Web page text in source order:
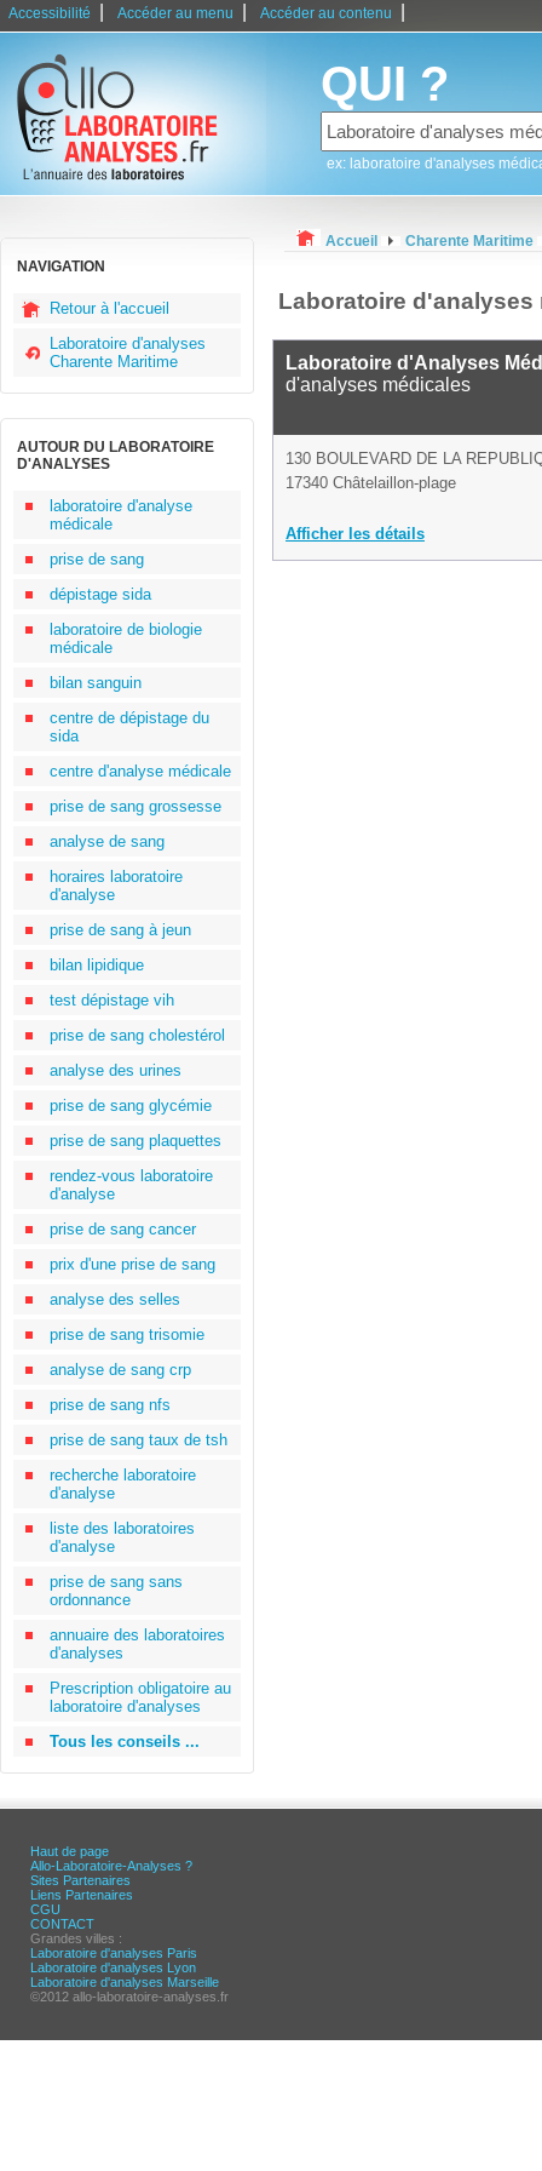
Accessibilité Accéder au menu Accéder au contenu
QUI ?
ex: laboratoire d'analyses
NAVIGATION
Retour à l'accueil
Laboratoire d'analyses
Charente Maritime
AUTOUR DU LABORATOIRE
D'ANALYSES
laboratoire d'analyse
médicale
prise de sang
dépistage sida
laboratoire de biologie
médicale
bilan sanguin
centre de dépistage du
sida
centre d'analyse médicale
prise de sang grossesse
analyse de sang
horaires laboratoire
d'analyse
prise de sang à jeun
bilan lipidique
test dépistage vih
prise de sang cholestérol
analyse des urines
prise de sang glycémie
prise de sang plaquettes
rendez-vous laboratoire
d'analyse
prise de sang cancer
prix d'une prise de sang
analyse des selles
prise de sang trisomie
analyse de sang crp
prise de sang nfs
prise de sang taux de tsh
recherche laboratoire
d'analyse
liste des laboratoires
d'analyse
prise de sang sans
ordonnance
annuaire des laboratoires
d'analyses
Prescription obligatoire au
laboratoire d'analyses
Tous les conseils ...
Accueil Charente Maritime
Laboratoire d'analyses
Laboratoire d'Analyses
d'analyses médicales
130 BOULEVARD DE LA
17340 Châtelaillon-plage
Afficher les détails
Haut de page
Allo-Laboratoire-Analyses ?
Sites Partenaires
Liens Partenaires
CGU
CONTACT
Grandes villes :
Laboratoire d'analyses Paris
Laboratoire d'analyses Lyon
Laboratoire d'analyses Marseille
©2012 allo-laboratoire-analyses.fr